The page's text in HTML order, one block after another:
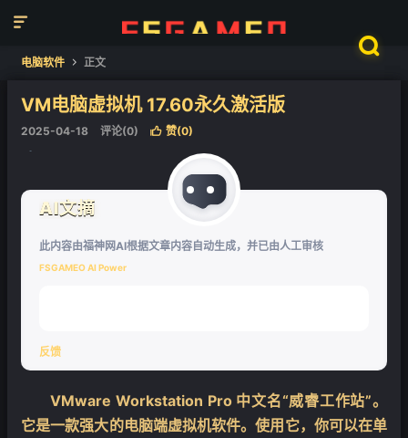


电脑软件  正文
VM电脑虚拟机 17.60永久激活版
2025-04-18 评论(0)  赞(0)
AI文摘
此内容由福神网AI根据文章内容自动生成，并已由人工审核
FSGAMEO AI Power
反馈
VMware Workstation Pro 中文名“威睿工作站”。
它是一款强大的电脑端虚拟机软件。使用它，你可以在单